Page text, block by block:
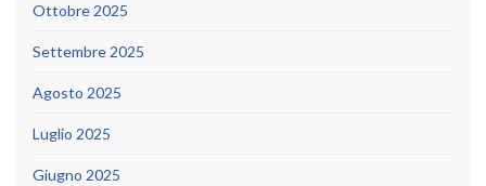
Ottobre 2025
Settembre 2025
Agosto 2025
Luglio 2025
Giugno 2025